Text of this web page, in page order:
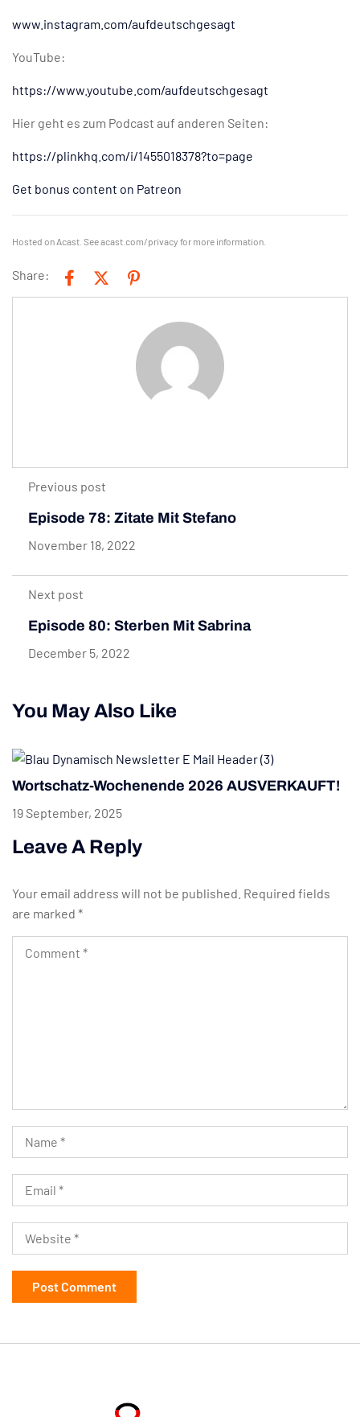
www.instagram.com/aufdeutschgesagt
YouTube:
https://www.youtube.com/aufdeutschgesagt
Hier geht es zum Podcast auf anderen Seiten:
https://plinkhq.com/i/1455018378?to=page
Get bonus content on Patreon
Hosted on Acast. Seeacast.com/privacy for more information.
Share:
Previous post
Episode 78: Zitate Mit Stefano
November 18, 2022
Next post
Episode 80: Sterben Mit Sabrina
December 5, 2022
You May Also Like
Wortschatz-Wochenende 2026 AUSVERKAUFT!
19 September, 2025
Leave A Reply
Your email address will not be published. Required fields
are marked *